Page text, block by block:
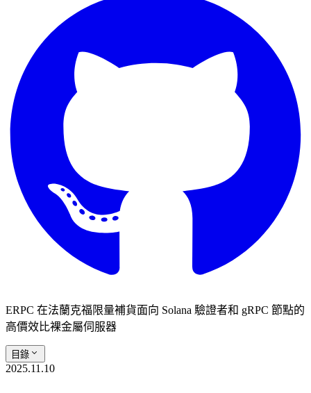
ERPC 在法蘭克福限量補貨面向 Solana 驗證者和 gRPC 節點的
高價效比裸金屬伺服器
目錄
2025.11.10